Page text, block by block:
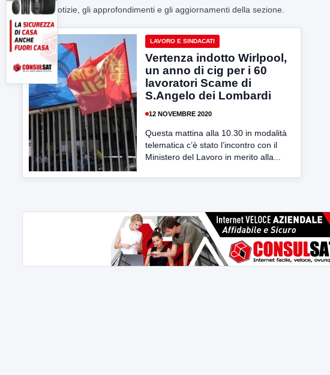
Tutte le notizie, gli approfondimenti e gli aggiornamenti della sezione.
LAVORO E SINDACATI
Vertenza indotto Wirlpool,
un anno di cig per i 60
lavoratori Scame di
S.Angelo dei Lombardi
12 NOVEMBRE 2020
Questa mattina alla 10.30 in modalità
telematica c’è stato l’incontro con il
Ministero del Lavoro in merito alla...